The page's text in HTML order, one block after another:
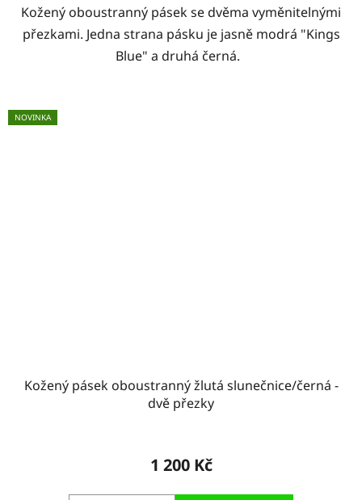
Kožený oboustranný pásek se dvěma vyměnitelnými
přezkami. Jedna strana pásku je jasně modrá "Kings
Blue" a druhá černá.
NOVINKA
Kožený pásek oboustranný žlutá slunečnice/černá -
dvě přezky
1 200 Kč